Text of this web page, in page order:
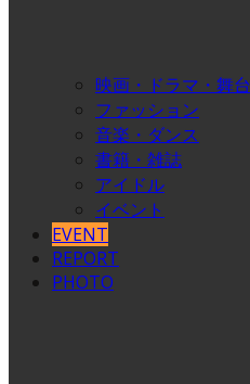
映画・ドラマ・舞台
ファッション
音楽・ダンス
書籍・雑誌
アイドル
イベント
EVENT
REPORT
PHOTO